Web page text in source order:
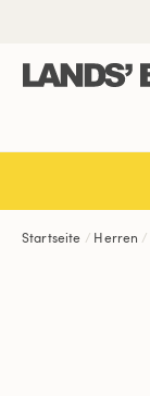
Inhalt
Navigation
Suche
Startseite Herren